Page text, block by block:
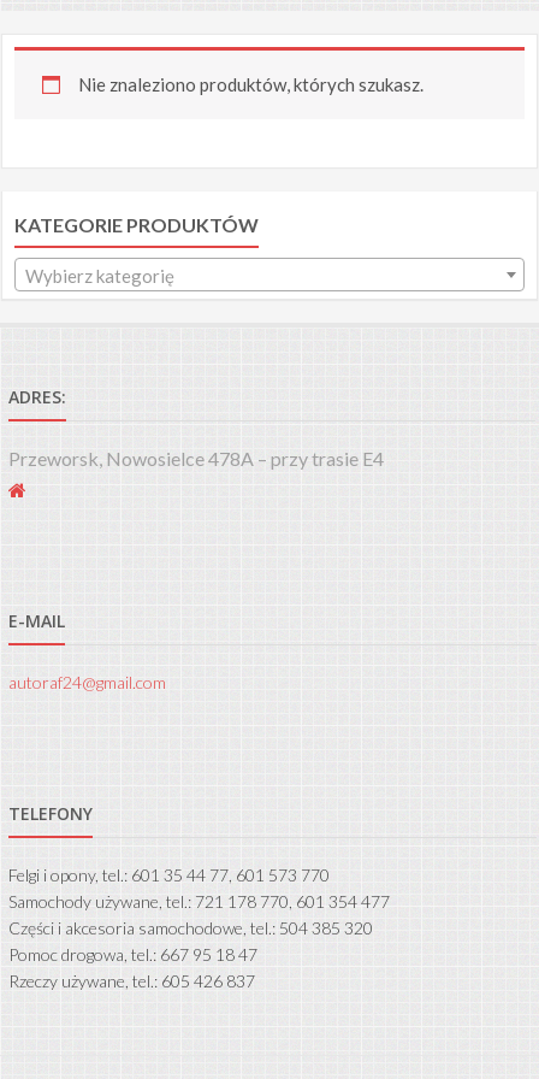
Nie znaleziono produktów, których szukasz.
KATEGORIE PRODUKTÓW
Wybierz kategorię
ADRES:
Przeworsk, Nowosielce 478A – przy trasie E4
E-MAIL
autoraf24@gmail.com
TELEFONY
Felgi i opony, tel.: 601 35 44 77, 601 573 770
Samochody używane, tel.: 721 178 770, 601 354 477
Części i akcesoria samochodowe, tel.: 504 385 320
Pomoc drogowa, tel.: 667 95 18 47
Rzeczy używane, tel.: 605 426 837